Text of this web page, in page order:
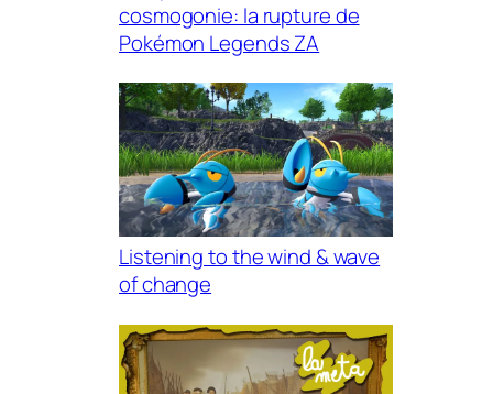
cosmogonie: la rupture de
Pokémon Legends ZA
Listening to the wind & wave
of change